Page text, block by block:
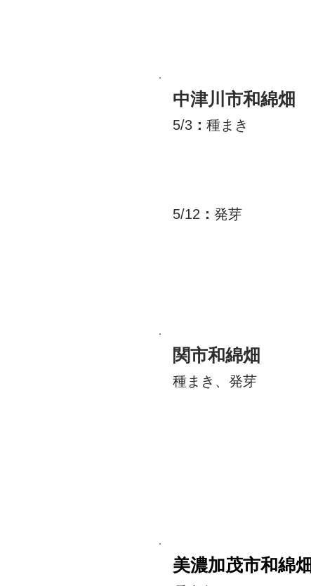
中津川市和綿畑
5/3 ： 種まき
5/12 ： 発芽
関市和綿畑
種まき、発芽
美濃加茂市和綿畑